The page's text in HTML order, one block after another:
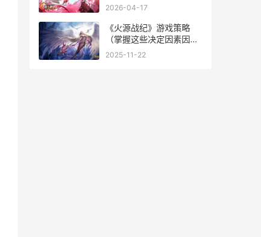
2026-04-17
《火源战纪》游戏策略
（掌握这些决定因素因素
火源战纪强度排行
2025-11-22